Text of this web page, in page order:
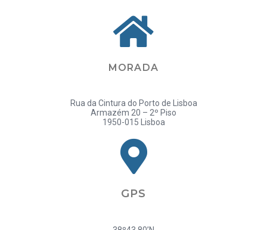
MORADA
Rua da Cintura do Porto de Lisboa
Armazém 20 – 2º Piso
1950-015 Lisboa
GPS